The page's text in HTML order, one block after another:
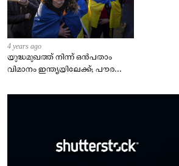
4 years ago
യുദ്ധമുഖത്ത് നിന്ന് ഒൻപതാം
വിമാനം ഇന്ത്യയിലേക്ക്; പൗരന്മാർ
– കേന്ദ്രം